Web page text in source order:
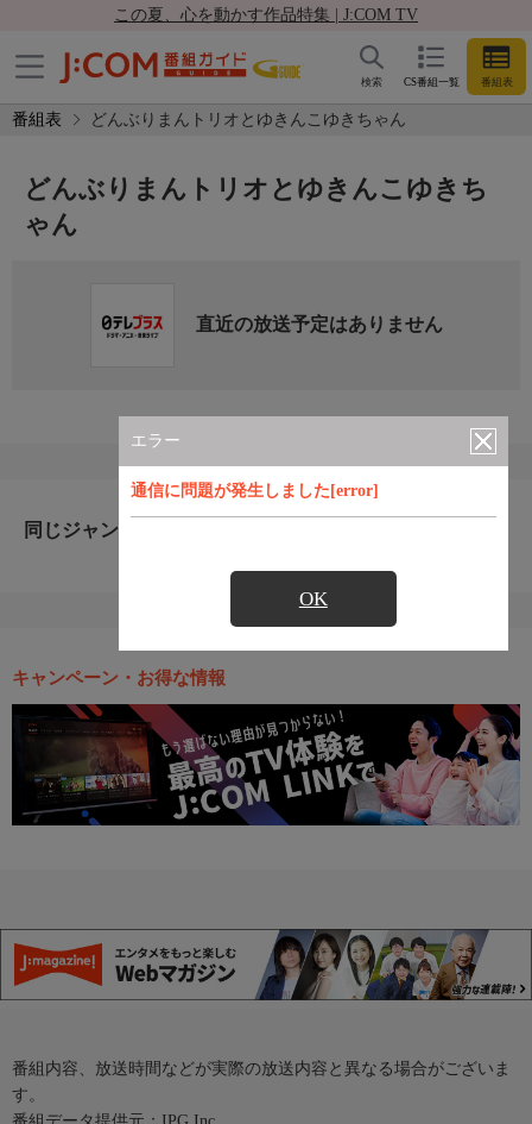
この夏、心を動かす作品特集 | J:COM TV
CS番組一覧 番組表
検索
番組表 どんぶりまんトリオとゆきんこゆきちゃん
エラー
通信に問題が発生しました[error]
OK
どんぶりまんトリオとゆきんこゆきち
ゃん
直近の放送予定はありません
同じジャンルのおすすめ番組
キャンペーン・お得な情報
番組内容、放送時間などが実際の放送内容と異なる場合がございま
す。